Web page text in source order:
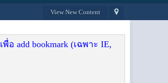
View New Content
เพื่อ add bookmark (เฉพาะ IE,